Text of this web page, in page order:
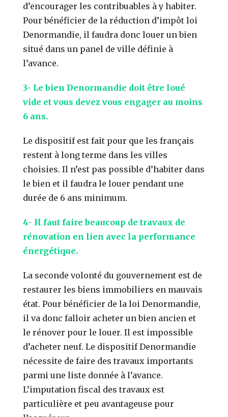
d’encourager les contribuables à y habiter.
Pour bénéficier de la réduction d’impôt loi
Denormandie, il faudra donc louer un bien
situé dans un panel de ville définie à
l’avance.
3- Le bien Denormandie doit être loué
vide et vous devez vous engager au moins
6 ans.
Le dispositif est fait pour que les français
restent à long terme dans les villes
choisies. Il n’est pas possible d’habiter dans
le bien et il faudra le louer pendant une
durée de 6 ans minimum.
4- Il faut faire beaucoup de travaux de
rénovation en lien avec la performance
énergétique.
La seconde volonté du gouvernement est de
restaurer les biens immobiliers en mauvais
état. Pour bénéficier de la loi Denormandie,
il va donc falloir acheter un bien ancien et
le rénover pour le louer. Il est impossible
d’acheter neuf. Le dispositif Denormandie
nécessite de faire des travaux importants
parmi une liste donnée à l’avance.
L’imputation fiscal des travaux est
particulière et peu avantageuse pour